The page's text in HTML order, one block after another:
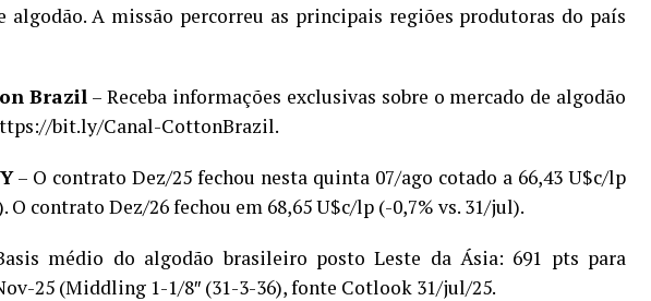
algodão. A missão percorreu as principais regiões produtoras do país
Brazil – Receba informações exclusivas sobre o mercado de algodão
bit.ly/Canal-CottonBrazil.
– O contrato Dez/25 fechou nesta quinta 07/ago cotado a 66,43 U$c/lp
O contrato Dez/26 fechou em 68,65 U$c/lp (-0,7% vs. 31/jul).
médio do algodão brasileiro posto Leste da Ásia: 691 pts para
25 (Middling 1-1/8″ (31-3-36), fonte Cotlook 31/jul/25.